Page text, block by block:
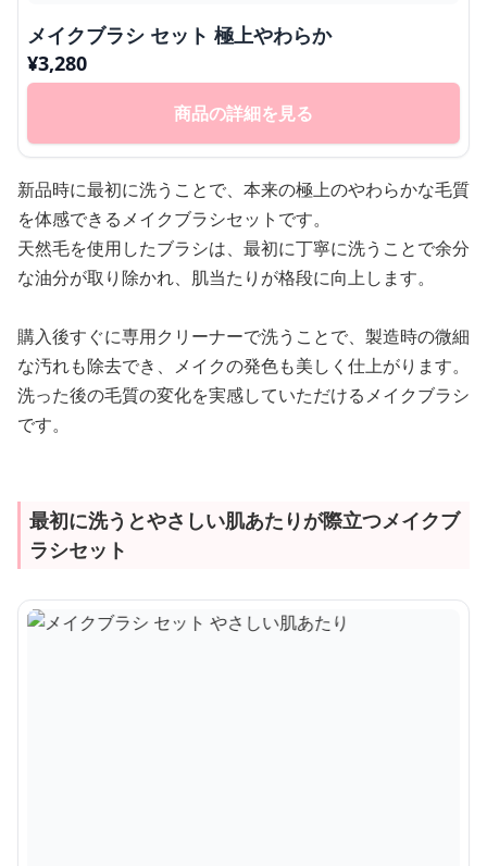
メイクブラシ セット 極上やわらか
¥3,280
商品の詳細を見る
新品時に最初に洗うことで、本来の極上のやわらかな毛質
を体感できるメイクブラシセットです。
天然毛を使用したブラシは、最初に丁寧に洗うことで余分
な油分が取り除かれ、肌当たりが格段に向上します。
購入後すぐに専用クリーナーで洗うことで、製造時の微細
な汚れも除去でき、メイクの発色も美しく仕上がります。
洗った後の毛質の変化を実感していただけるメイクブラシ
です。
最初に洗うとやさしい肌あたりが際立つメイクブ
ラシセット